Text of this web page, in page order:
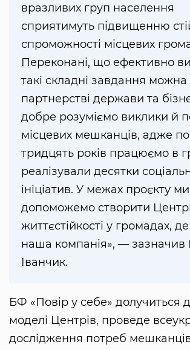
вразливих груп населення
сприятимуть підвищенню
спроможності місцевих
Переконані, що ефективно
такі складні завдання
партнерстві держави та
добре розуміємо виклики й
місцевих мешканців, адже
тридцять років працюємо в
реалізували десятки
ініціатив. У межах проєкту
допоможемо створити
життєстійкості у громадах,
наша компанія», — зазначив
Іванчик.
БФ «Повір у себе» долучиться
моделі Центрів, проведе
дослідження потреб